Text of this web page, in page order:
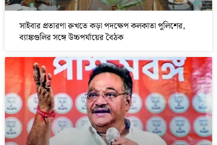
সাইবার প্রতারণা রুখতে কড়া পদক্ষেপ কলকাতা পুলিশের,
ব্যাঙ্কগুলির সঙ্গে উচ্চপর্যায়ের বৈঠক